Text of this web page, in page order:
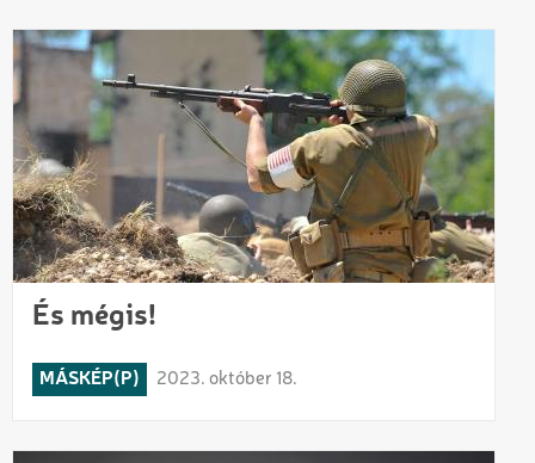
És mégis!
MÁSKÉP(P) 2023. október 18.